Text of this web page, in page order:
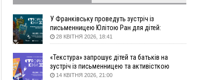
податку
08:54
Синоптики попереджають про значний дощ на
Прикарпатті до кінця п'ятниці
08:45
Нафтогазову площу на межі Прикарпаття та
Львівщини повторно виставили на аукціон за
830 млн
У Франківську проведуть зустріч із
письменницею Юлітою Ран для дітей:
говоритимуть про серію книг про Мавку
28 КВІТНЯ 2026, 18:41
«Текстура» запрошує дітей та батьків на
зустріч із письменницею та активісткою
Анною Повх
14 КВІТНЯ 2026, 21:00